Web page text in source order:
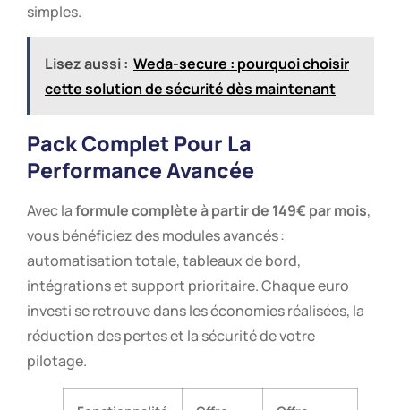
simples.
Lisez aussi : Weda-secure : pourquoi choisir
cette solution de sécurité dès maintenant
Pack Complet Pour La
Performance Avancée
Avec laformule complète à partir de 149€ par mois,
vous bénéficiez des modules avancés :
automatisation totale, tableaux de bord,
intégrations et support prioritaire. Chaque euro
investi se retrouve dans les économies réalisées, la
réduction des pertes et la sécurité de votre
pilotage.